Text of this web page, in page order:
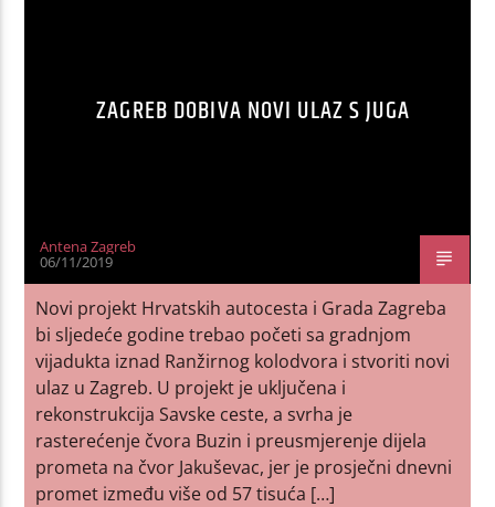
ZAGREB DOBIVA NOVI ULAZ S JUGA
Antena Zagreb
06/11/2019
Novi projekt Hrvatskih autocesta i Grada Zagreba
bi sljedeće godine trebao početi sa gradnjom
vijadukta iznad Ranžirnog kolodvora i stvoriti novi
ulaz u Zagreb. U projekt je uključena i
rekonstrukcija Savske ceste, a svrha je
rasterećenje čvora Buzin i preusmjerenje dijela
prometa na čvor Jakuševac, jer je prosječni dnevni
promet između više od 57 tisuća […]